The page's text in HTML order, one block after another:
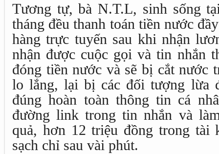
Tương tự, bà N.T.L, sinh sống
tháng đều thanh toán tiền nước
hàng trực tuyến sau khi nhận
nhận được cuộc gọi và tin nhắn
đóng tiền nước và sẽ bị cắt nước
lo lắng, lại bị các đối tượng lừa
đúng hoàn toàn thông tin cá
đường link trong tin nhắn và
quả, hơn 12 triệu đồng trong tài
sạch chỉ sau vài phút.